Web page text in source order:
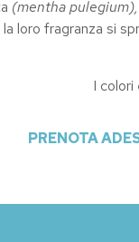
(mentha pulegium),
loro fragranza si
I colori
PRENOTA